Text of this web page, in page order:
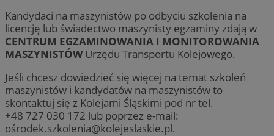
Kandydaci na maszynistów po odbyciu szkolenia na
licencję lub świadectwo maszynisty egzaminy zdają w
CENTRUM EGZAMINOWANIA I MONITOROWANIA
MASZYNISTÓWUrzędu Transportu Kolejowego.
Jeśli chcesz dowiedzieć się więcej na temat szkoleń
maszynistów i kandydatów na maszynistów to
skontaktuj się z Kolejami Śląskimi pod nr tel.
+48 727 030 172 lub poprzez e-mail:
ośrodek.szkolenia@kolejeslaskie.pl.